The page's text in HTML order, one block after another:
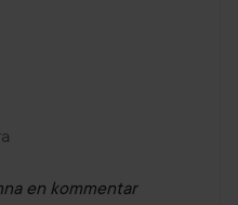
en kommentar